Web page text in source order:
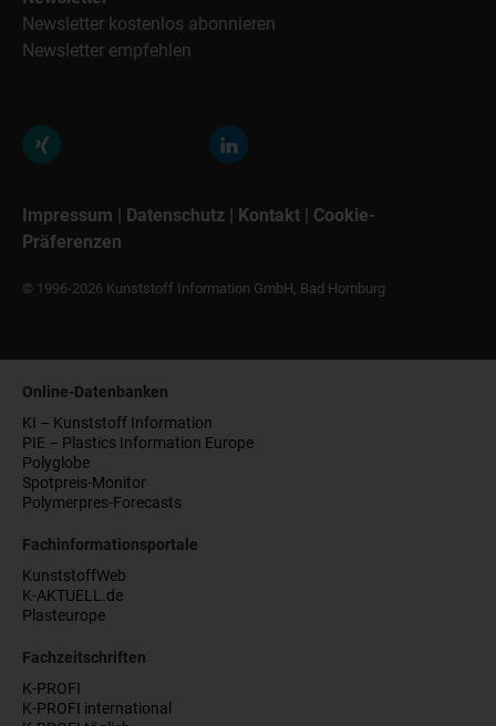
Newsletter kostenlos abonnieren
Newsletter empfehlen
Impressum | Datenschutz | Kontakt | Cookie-
Präferenzen
© 1996-2026 Kunststoff Information GmbH, Bad Homburg
Online-Datenbanken
KI – Kunststoff Information
PIE – Plastics Information Europe
Polyglobe
Spotpreis-Monitor
Polymerpres-Forecasts
Fachinformationsportale
KunststoffWeb
K-AKTUELL.de
Plasteurope
Fachzeitschriften
K-PROFI
K-PROFI international